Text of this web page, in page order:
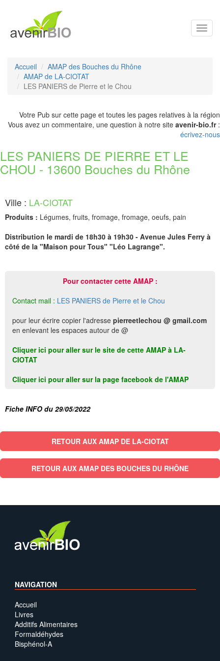
Accueil
AMAP des Bouches du Rhône
AMAP de LA-CIOTAT
LES PANIERS de Pierre et le Chou
Votre Pub sur cette page et toutes les pages relatives à la région
Vous avez un commentaire, une question à notre site avenir-bio.fr:
écrivez-nous
LES PANIERS DE PIERRE ET LE
CHOU - 13600 Bouches du Rhône
Ville : LA-CIOTAT
Produits : Légumes, fruits, fromage, fromage, oeufs, pain
Distribution le mardi de 18h30 à 19h30 - Avenue Jules Ferry à
côté de la "Maison pour Tous" "Léo Lagrange".
Pour contacter cette AMAP :
Contact mail : LES PANIERS de Pierre et le Chou
pour leur écrire copier l'adresse pierreetlechou @ gmail.com
en enlevant les espaces autour de @
Cliquer ici pour aller sur le site de cette AMAP à LA-
CIOTAT
Cliquer ici pour aller sur la page facebook de l'AMAP
Fiche INFO du 29/05/2022
RETOUR AUX AMAP DE LA-CIOTAT
RETOUR AUX AMAP DES BOUCHES DU RHÔNE
NAVIGATION
Accueil
Livres
Additifs Alimentaires
Formaldéhydes
Bisphénol-A